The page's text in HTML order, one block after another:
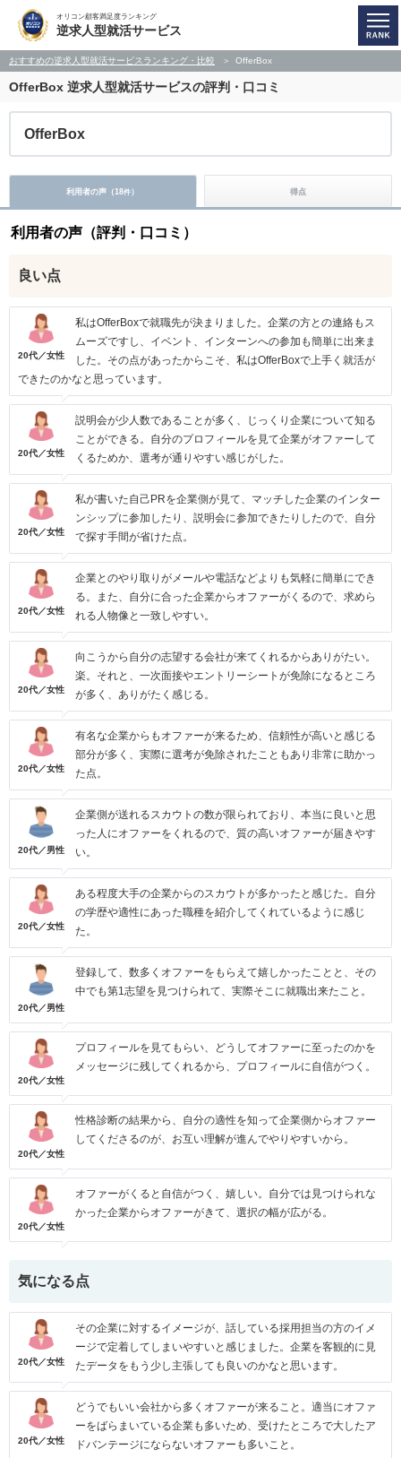
オリコン顧客満足度ランキング
逆求人型就活サービス
おすすめの逆求人型就活サービスランキング・比較 OfferBox
OfferBox 逆求人型就活サービスの評判・口コミ
OfferBox
利用者の声（18件） 得点
利用者の声（評判・口コミ）
良い点
20代／女性
私はOfferBoxで就職先が決まりました。企業の方との連絡もス
ムーズですし、イベント、インターンへの参加も簡単に出来ま
した。その点があったからこそ、私はOfferBoxで上手く就活が
できたのかなと思っています。
20代／女性
説明会が少人数であることが多く、じっくり企業について知る
ことができる。自分のプロフィールを見て企業がオファーして
くるためか、選考が通りやすい感じがした。
20代／女性
私が書いた自己PRを企業側が見て、マッチした企業のインター
ンシップに参加したり、説明会に参加できたりしたので、自分
で探す手間が省けた点。
20代／女性
企業とのやり取りがメールや電話などよりも気軽に簡単にでき
る。また、自分に合った企業からオファーがくるので、求めら
れる人物像と一致しやすい。
20代／女性
向こうから自分の志望する会社が来てくれるからありがたい。
楽。それと、一次面接やエントリーシートが免除になるところ
が多く、ありがたく感じる。
20代／女性
有名な企業からもオファーが来るため、信頼性が高いと感じる
部分が多く、実際に選考が免除されたこともあり非常に助かっ
た点。
20代／男性
企業側が送れるスカウトの数が限られており、本当に良いと思
った人にオファーをくれるので、質の高いオファーが届きやす
い。
20代／女性
ある程度大手の企業からのスカウトが多かったと感じた。自分
の学歴や適性にあった職種を紹介してくれているように感じ
た。
20代／男性
登録して、数多くオファーをもらえて嬉しかったことと、その
中でも第1志望を見つけられて、実際そこに就職出来たこと。
20代／女性
プロフィールを見てもらい、どうしてオファーに至ったのかを
メッセージに残してくれるから、プロフィールに自信がつく。
20代／女性
性格診断の結果から、自分の適性を知って企業側からオファー
してくださるのが、お互い理解が進んでやりやすいから。
20代／女性
オファーがくると自信がつく、嬉しい。自分では見つけられな
かった企業からオファーがきて、選択の幅が広がる。
気になる点
20代／女性
その企業に対するイメージが、話している採用担当の方のイメ
ージで定着してしまいやすいと感じました。企業を客観的に見
たデータをもう少し主張しても良いのかなと思います。
20代／女性
どうでもいい会社から多くオファーが来ること。適当にオファ
ーをばらまいている企業も多いため、受けたところで大したア
ドバンテージにならないオファーも多いこと。